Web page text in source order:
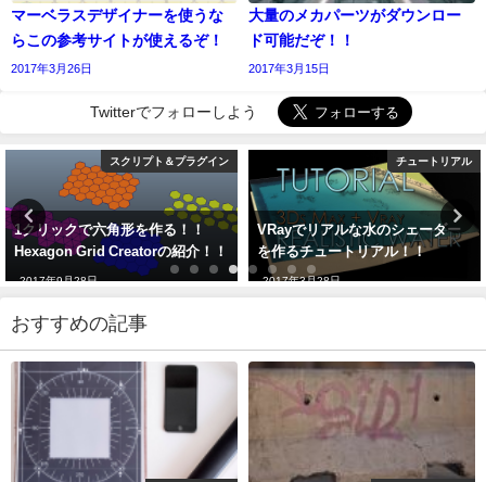
マーベラスデザイナーを使うな
らこの参考サイトが使えるぞ！
2017年3月26日
大量のメカパーツがダウンロー
ド可能だぞ！！
2017年3月15日
Twitterでフォローしよう
スクリプト＆プラグイン
1クリックで六角形を作る！！
Hexagon Grid Creatorの紹介！！
2017年9月28日
チュートリアル
VRayでリアルな水のシェーダー
を作るチュートリアル！！
2017年3月28日
おすすめの記事